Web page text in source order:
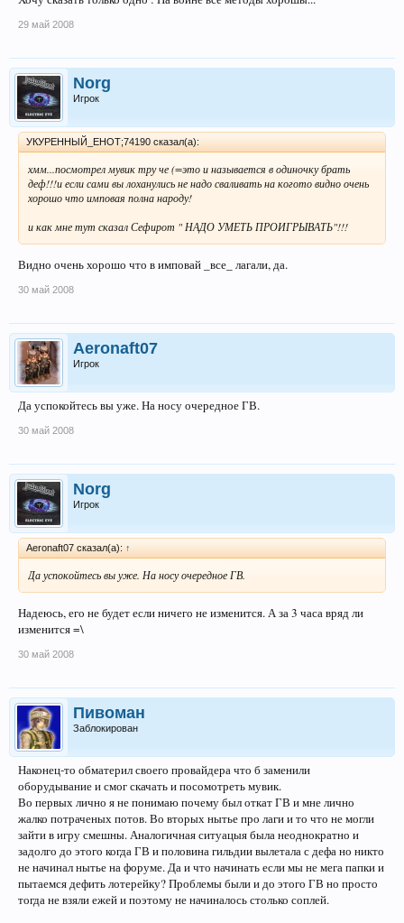
29 май 2008
Norg
Игрок
УКУРЕННЫЙ_ЕНОТ;74190 сказал(а):
хмм...посмотрел мувик тру че (=это и называется в одиночку брать
деф!!!и если сами вы лоханулись не надо сваливать на когото видно очень
хорошо что имповая полна народу!
и как мне тут сказал Сефирот " НАДО УМЕТЬ ПРОИГРЫВАТЬ"!!!
Видно очень хорошо что в имповай _все_ лагали, да.
30 май 2008
Aeronaft07
Игрок
Да успокойтесь вы уже. На носу очередное ГВ.
30 май 2008
Norg
Игрок
Aeronaft07 сказал(а): ↑
Да успокойтесь вы уже. На носу очередное ГВ.
Надеюсь, его не будет если ничего не изменится. А за 3 часа вряд ли
изменится =\
30 май 2008
Пивоман
Заблокирован
Наконец-то обматерил своего провайдера что б заменили
оборудывание и смог скачать и посомотреть мувик.
Во первых лично я не понимаю почему был откат ГВ и мне лично
жалко потраченых потов. Во вторых нытье про лаги и то что не могли
зайти в игру смешны. Аналогичная ситуацыя была неоднократно и
задолго до этого когда ГВ и половина гильдии вылетала с дефа но никто
не начинал нытье на форуме. Да и что начинать если мы не мега папки и
пытаемся дефить лотерейку? Проблемы были и до этого ГВ но просто
тогда не взяли ежей и поэтому не начиналось столько соплей.